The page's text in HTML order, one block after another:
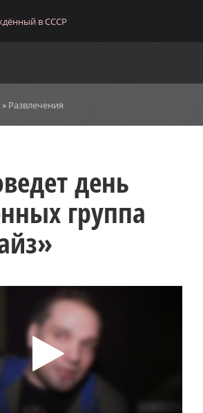
в СССР
» Развлечения
день
группа